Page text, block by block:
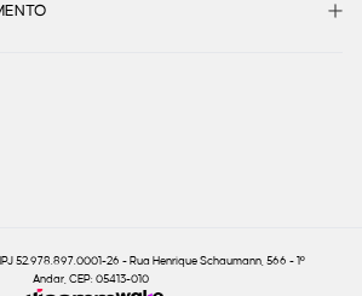
52.978.897.0001-26 - Rua Henrique Schaumann, 566 - 1º
Andar, CEP: 05413-010